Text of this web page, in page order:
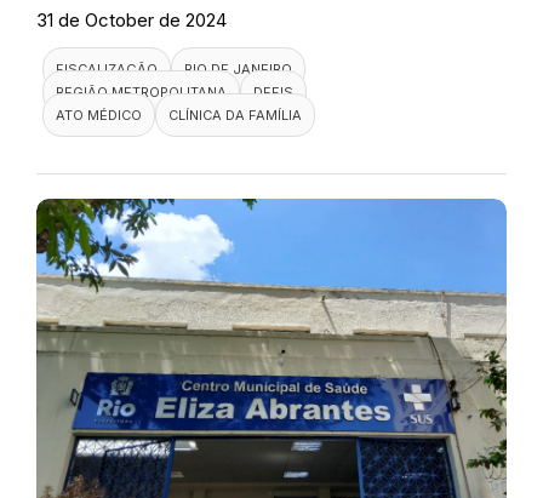
31 de October de 2024
FISCALIZAÇÃO
RIO DE JANEIRO
REGIÃO METROPOLITANA
DEFIS
ATO MÉDICO
CLÍNICA DA FAMÍLIA